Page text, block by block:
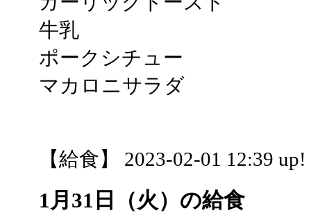
牛乳
ポークシチュー
マカロニサラダ
【給食】 2023-02-01 12:39 up!
1月31日（火）の給食